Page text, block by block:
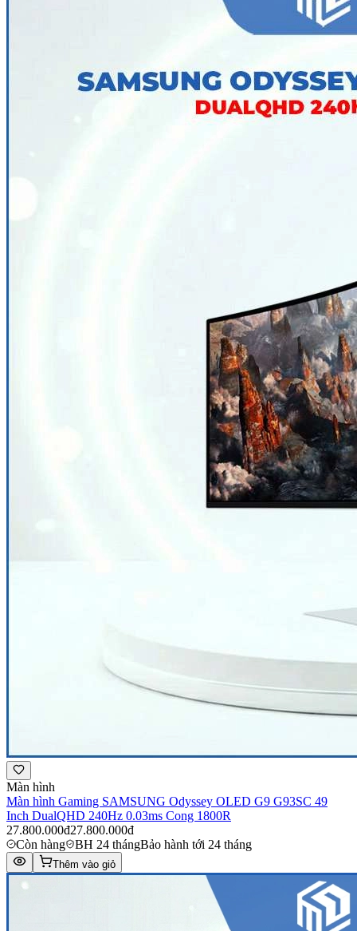
Màn hình
Màn hình Gaming SAMSUNG Odyssey OLED G9 G93SC 49
Inch DualQHD 240Hz 0.03ms Cong 1800R
27.800.000đ27.800.000đ
Còn hàng
BH 24 thángBảo hành tới 24 tháng
Thêm vào giỏ